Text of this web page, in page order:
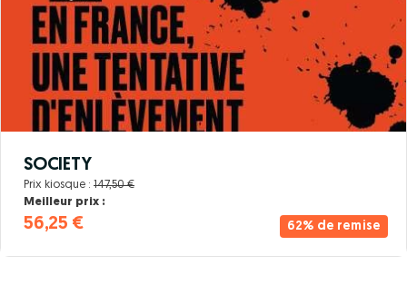
62% de remise
SOCIETY
Prix kiosque : 147,50 €
Meilleur prix :
56,25 €